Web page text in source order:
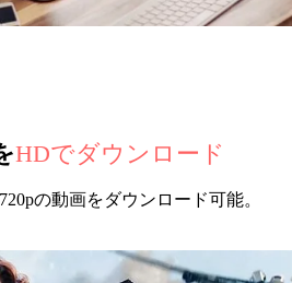
HDでダウンロード
の動画をダウンロード可能。